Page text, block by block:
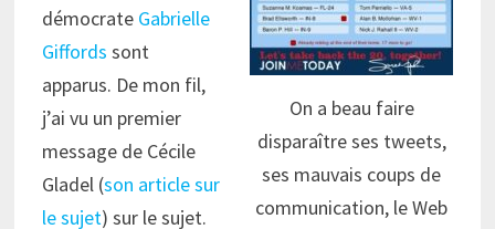
On a beau faire
disparaître ses tweets,
ses mauvais coups de
communication, le Web
démocrate Gabrielle
Giffords sont
apparus. De mon fil,
j’ai vu un premier
message de Cécile
Gladel (son article sur
le sujet) sur le sujet.